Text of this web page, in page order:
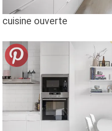
cuisine ouverte